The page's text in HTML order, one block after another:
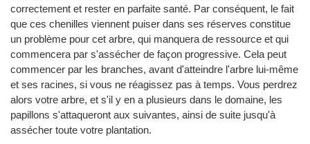
correctement et rester en parfaite santé. Par conséquent, le fait
que ces chenilles viennent puiser dans ses réserves constitue
un problème pour cet arbre, qui manquera de ressource et qui
commencera par s'assécher de façon progressive. Cela peut
commencer par les branches, avant d'atteindre l'arbre lui-même
et ses racines, si vous ne réagissez pas à temps. Vous perdrez
alors votre arbre, et s'il y en a plusieurs dans le domaine, les
papillons s'attaqueront aux suivantes, ainsi de suite jusqu'à
assécher toute votre plantation.